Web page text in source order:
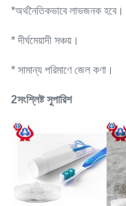
*অর্থনৈতিকভাবে লাভজনক হবে।
* দীর্ঘমেয়াদী সঞ্চয়।
* সামান্য পরিমাণে জেল কণা।
2সংশ্লিষ্ট সুপারিশ